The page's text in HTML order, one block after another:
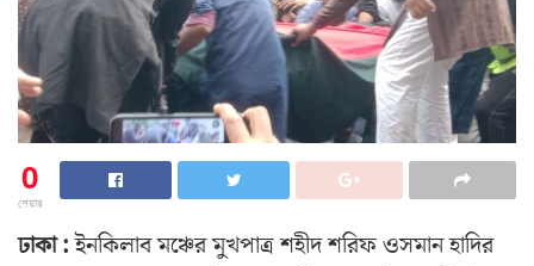
0
শেয়ার
ঢাকা :ইনকিলাব মঞ্চের মুখপাত্র শহীদ শরিফ ওসমান হাদির